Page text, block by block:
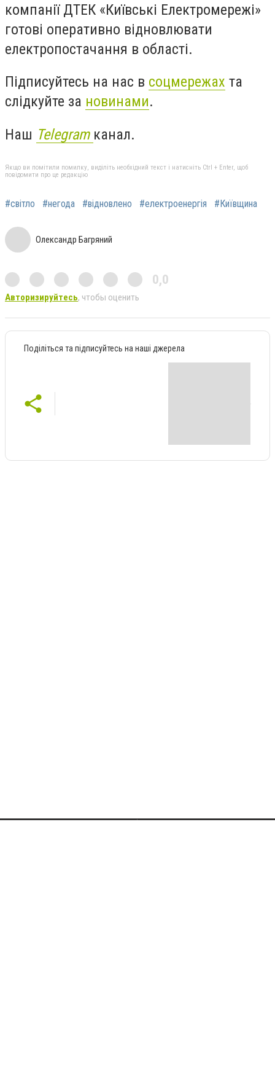
компанії ДТЕК «Київські Електромережі»
готові оперативно відновлювати
електропостачання в області.
Підписуйтесь на нас в соцмережах та
слідкуйте за новинами.
Наш Telegram канал.
Якщо ви помітили помилку, виділіть необхідний текст і натисніть Ctrl + Enter, щоб
повідомити про це редакцію
#світло #негода #відновлено #електроенергія #Київщина
Олександр Багряний
0,0
Авторизируйтесь, чтобы оценить
Поділіться та підписуйтесь на наші джерела